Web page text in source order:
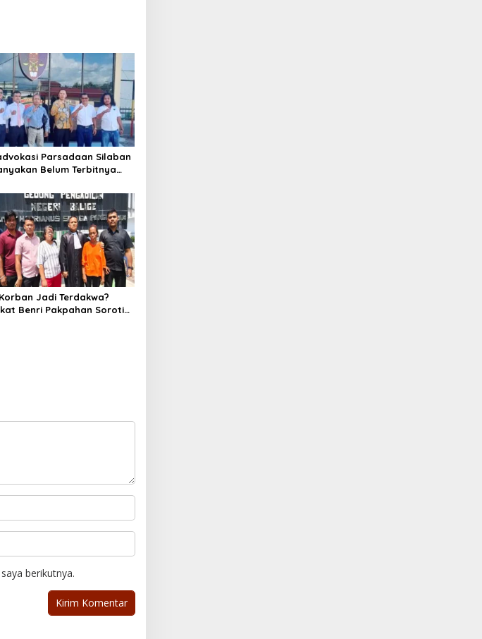
Parsadaan Silaban
Belum Terbitnya
Jadi Terdakwa?
Benri Pakpahan Soroti
berikutnya.